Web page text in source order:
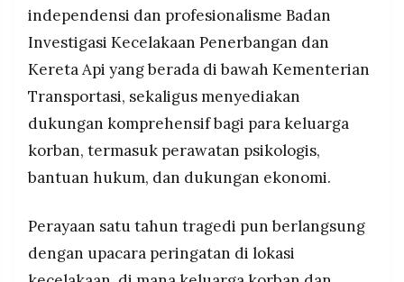
independensi dan profesionalisme Badan
Investigasi Kecelakaan Penerbangan dan
Kereta Api yang berada di bawah Kementerian
Transportasi, sekaligus menyediakan
dukungan komprehensif bagi para keluarga
korban, termasuk perawatan psikologis,
bantuan hukum, dan dukungan ekonomi.
Perayaan satu tahun tragedi pun berlangsung
dengan upacara peringatan di lokasi